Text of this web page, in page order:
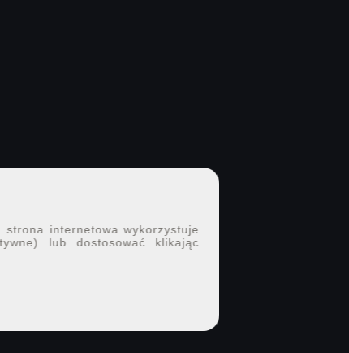
internetowa wykorzystuje
lub dostosować klikając